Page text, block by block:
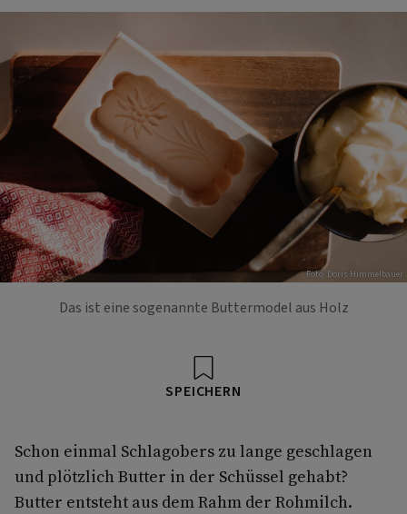
Foto: Doris Himmelbauer
Das ist eine sogenannte Buttermodel aus Holz
SPEICHERN
Schon einmal Schlagobers zu lange geschlagen
und plötzlich Butter in der Schüssel gehabt?
Butter entsteht aus dem Rahm der Rohmilch.